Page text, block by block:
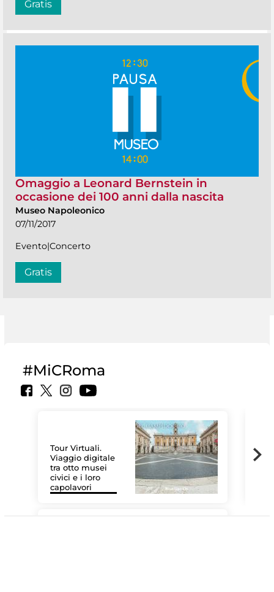
Gratis
Omaggio a Leonard Bernstein in
occasione dei 100 anni dalla nascita
Museo Napoleonico
07/11/2017
Evento|Concerto
Gratis
#MiCRoma
Tour Virtuali.
Viaggio digitale
tra otto musei
civici e i loro
capolavori